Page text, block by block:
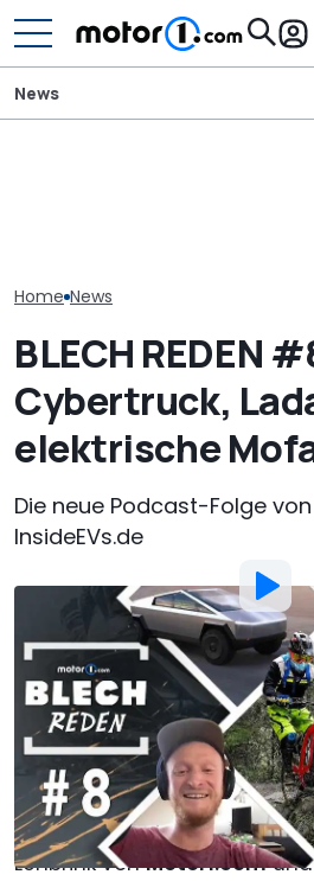
News
Home News
BLECH REDEN
Cybertruck,
elektrische
Die neue Podcast-Folge
InsideEVs.de
Von:Motor1.com
1. Aug. 2021um17:00 Uhr
Als
auf
ImBLECH REDEN-Podcast
Autojournalisten Daniel
Lehbrink vonMotor1.com